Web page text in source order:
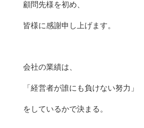
顧問先様を初め、
皆様に感謝申し上げます。
会社の業績は、
「経営者が誰にも負けない努力」
をしているかで決まる。